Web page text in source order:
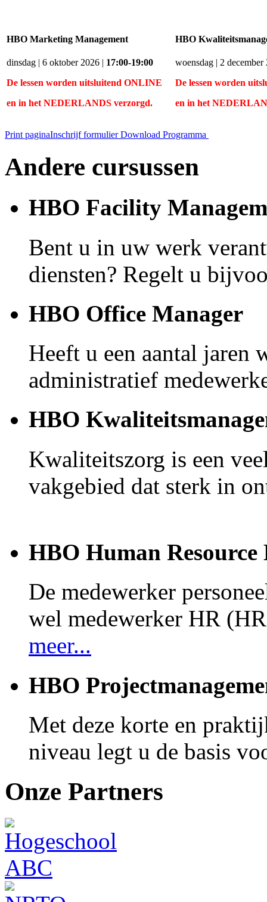
HBO Marketing Management
dinsdag | 6 oktober 2026 | 17:00-19:00
De lessen worden uitsluitend ONLINE
en in het NEDERLANDS verzorgd.
HBO
woensdag | 2
De lessen worden
en in het
Print paginaInschrijf formulierDownload Programma
Andere cursussen
HBO Facility
Bent u in uw werk
diensten? Regelt u
HBO Office Manager
Heeft u een aantal jaren
administratief
HBO
Kwaliteitszorg is een
vakgebied dat sterk in
HBO Human Resource
De medewerker
wel medewerker HR
meer...
HBO
Met deze korte en
niveau legt u de basis
Onze Partners